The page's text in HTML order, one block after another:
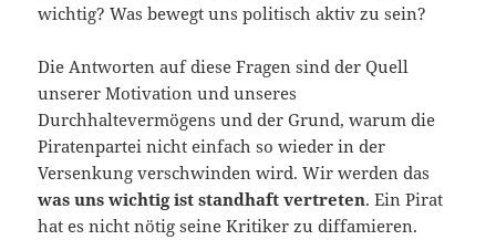
wichtig? Was bewegt uns politisch aktiv zu sein?
Die Antworten auf diese Fragen sind der Quell
unserer Motivation und unseres
Durchhaltevermögens und der Grund, warum die
Piratenpartei nicht einfach so wieder in der
Versenkung verschwinden wird. Wir werden das
was uns wichtig ist standhaft vertreten. Ein Pirat
hat es nicht nötig seine Kritiker zu diffamieren.